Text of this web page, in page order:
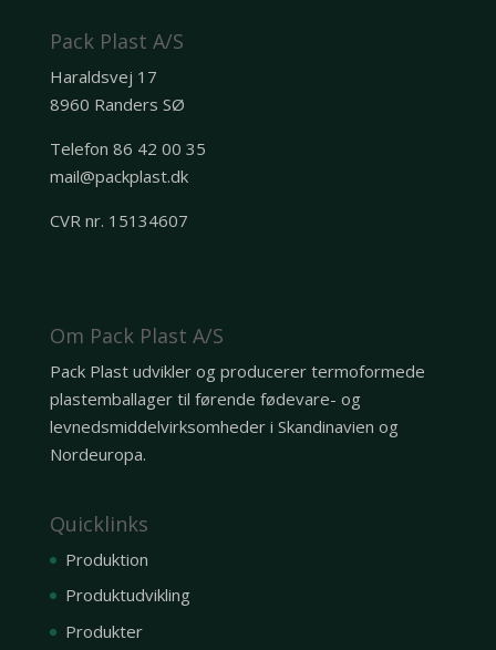
Pack Plast A/S
Haraldsvej 17
8960 Randers SØ
Telefon 86 42 00 35
mail@packplast.dk
CVR nr. 15134607
Om Pack Plast A/S
Pack Plast udvikler og producerer termoformede
plastemballager til førende fødevare- og
levnedsmiddelvirksomheder i Skandinavien og
Nordeuropa.
Quicklinks
Produktion
Produktudvikling
Produkter